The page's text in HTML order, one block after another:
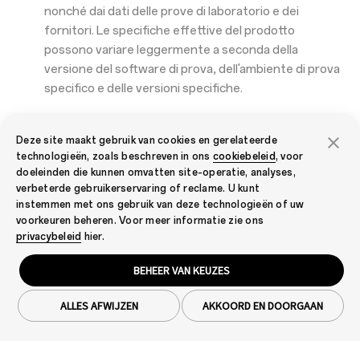
nonché dai dati delle prove di laboratorio e dei
fornitori. Le specifiche effettive del prodotto
possono variare leggermente a seconda della
versione del software di prova, dell'ambiente di prova
specifico e delle versioni specifiche.
Smartphone
OPPO Find X9 Ultra
OPPO Find X9 Pro
OPPO Find X9
Tablet
OPPO Pad 5
Prodotti IoT
Deze site maakt gebruik van cookies en gerelateerde
technologieën, zoals beschreven in ons cookiebeleid, voor
doeleinden die kunnen omvatten site-operatie, analyses,
verbeterde gebruikerservaring of reclame. U kunt
instemmen met ons gebruik van deze technologieën of uw
voorkeuren beheren. Voor meer informatie zie ons
privacybeleid hier.
BEHEER VAN KEUZES
AKKOORD EN DOORGAAN
ALLES AFWIJZEN